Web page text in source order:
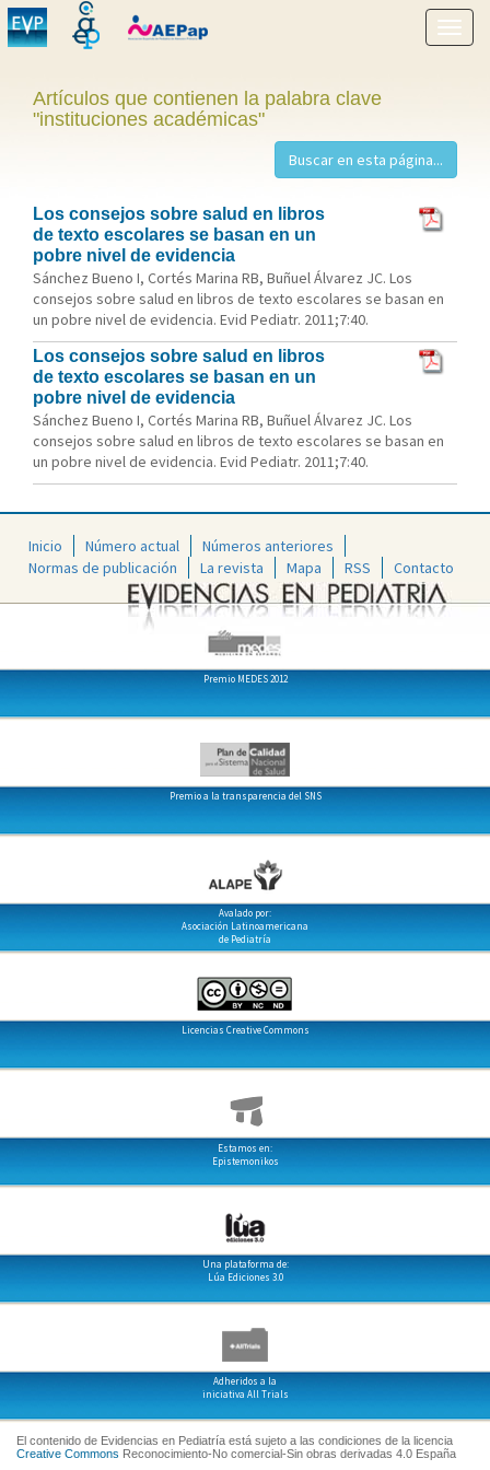
menú
Artículos que contienen la palabra clave
"instituciones académicas"
Los consejos sobre salud en libros
de texto escolares se basan en un
pobre nivel de evidencia
Sánchez Bueno I, Cortés Marina RB, Buñuel Álvarez JC. Los
consejos sobre salud en libros de texto escolares se basan en
un pobre nivel de evidencia. Evid Pediatr. 2011;7:40.
Los consejos sobre salud en libros
de texto escolares se basan en un
pobre nivel de evidencia
Sánchez Bueno I, Cortés Marina RB, Buñuel Álvarez JC. Los
consejos sobre salud en libros de texto escolares se basan en
un pobre nivel de evidencia. Evid Pediatr. 2011;7:40.
Inicio Número actual
Números anteriores
Normas de publicación
La revista Mapa RSS Contacto
Premio MEDES 2012
Premio a la transparencia del SNS
Avalado por:
Asociación Latinoamericana
de Pediatría
Licencias Creative Commons
Estamos en:
Epistemonikos
Una plataforma de:
Lúa Ediciones 3.0
Adheridos a la
iniciativa All Trials
El contenido de Evidencias en Pediatría está sujeto a las condiciones de la licencia
Creative Commons Reconocimiento-No comercial-Sin obras derivadas 4.0 España